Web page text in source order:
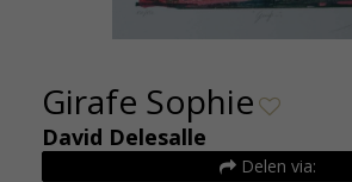
Girafe Sophie
David Delesalle
Delen via: